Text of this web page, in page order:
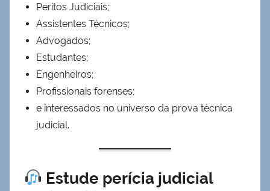
Peritos Judiciais;
Assistentes Técnicos;
Advogados;
Estudantes;
Engenheiros;
Profissionais forenses;
e interessados no universo da prova técnica
judicial.
Estude perícia judicial